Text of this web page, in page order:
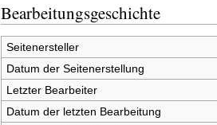
Bearbeitungsgeschichte
Seitenersteller
Datum der Seitenerstellung
Letzter Bearbeiter
Datum der letzten Bearbeitung